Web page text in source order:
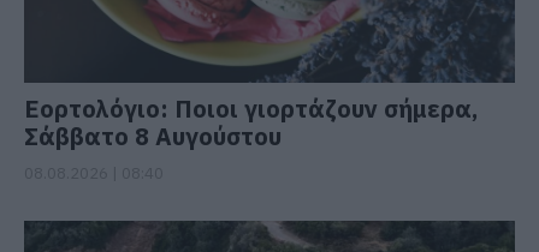
Εορτολόγιο: Ποιοι γιορτάζουν σήμερα,
Σάββατο 8 Αυγούστου